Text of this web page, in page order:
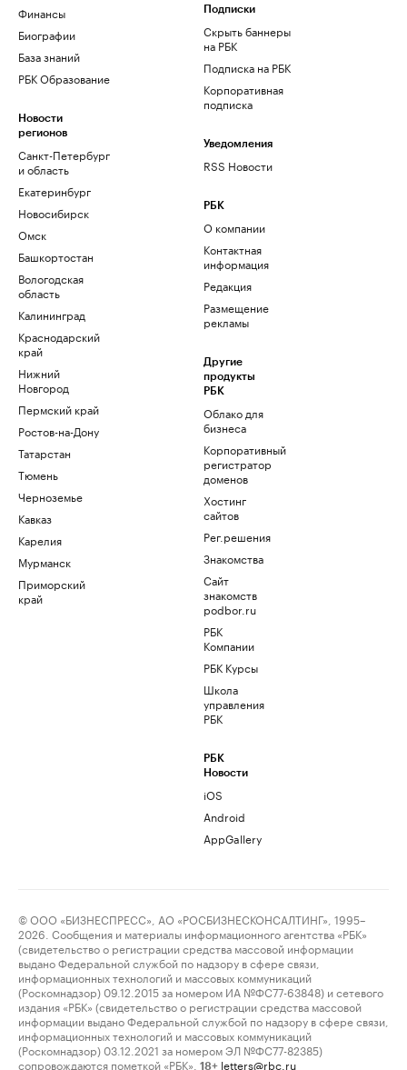
Финансы
Биографии
База знаний
РБК Образование
Новости
регионов
Санкт-Петербург
и область
Екатеринбург
Новосибирск
Омск
Башкортостан
Вологодская
область
Калининград
Краснодарский
край
Нижний
Новгород
Пермский край
Ростов-на-Дону
Татарстан
Тюмень
Черноземье
Кавказ
Карелия
Мурманск
Приморский
край
Подписки
Скрыть баннеры
на РБК
Подписка на РБК
Корпоративная
подписка
Уведомления
RSS Новости
РБК
О компании
Контактная
информация
Редакция
Размещение
рекламы
Другие
продукты
РБК
Облако для
бизнеса
Корпоративный
регистратор
доменов
Хостинг
сайтов
Рег.решения
Знакомства
Сайт
знакомств
podbor.ru
РБК
Компании
РБК Курсы
Школа
управления
РБК
РБК
Новости
iOS
Android
AppGallery
© ООО «БИЗНЕСПРЕСС», АО «РОСБИЗНЕСКОНСАЛТИНГ», 1995–
2026. Сообщения и материалы информационного агентства «РБК»
(свидетельство о регистрации средства массовой информации
выдано Федеральной службой по надзору в сфере связи,
информационных технологий и массовых коммуникаций
(Роскомнадзор) 09.12.2015 за номером ИА №ФС77-63848) и сетевого
издания «РБК» (свидетельство о регистрации средства массовой
информации выдано Федеральной службой по надзору в сфере связи,
информационных технологий и массовых коммуникаций
(Роскомнадзор) 03.12.2021 за номером ЭЛ №ФС77-82385)
сопровождаются пометкой «РБК».
18+ letters@rbc.ru